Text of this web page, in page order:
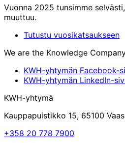
Vuonna 2025 tunsimme
muuttuu.
Tutustu vuosikatsaukseen
We are the Knowledge
KWH-yhtymän Facebook-
KWH-yhtymän LinkedIn-
KWH-yhtymä
Kauppapuistikko 15, 65100
+358 20 778 7900